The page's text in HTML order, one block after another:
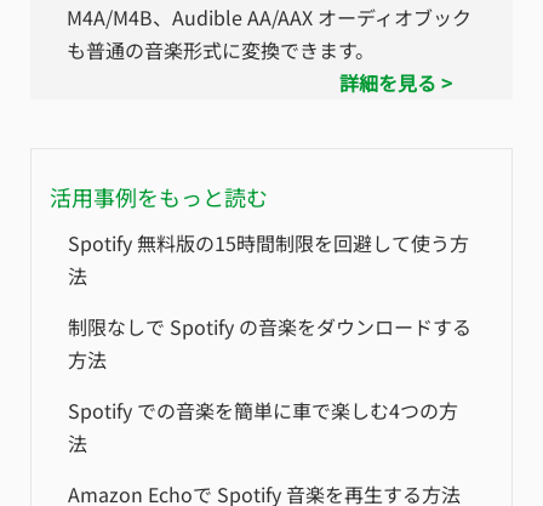
M4A/M4B、Audible AA/AAX オーディオブック
も普通の音楽形式に変換できます。
詳細を見る >
活用事例をもっと読む
Spotify 無料版の15時間制限を回避して使う方
法
制限なしで Spotify の音楽をダウンロードする
方法
Spotify での音楽を簡単に車で楽しむ4つの方
法
Amazon Echoで Spotify 音楽を再生する方法